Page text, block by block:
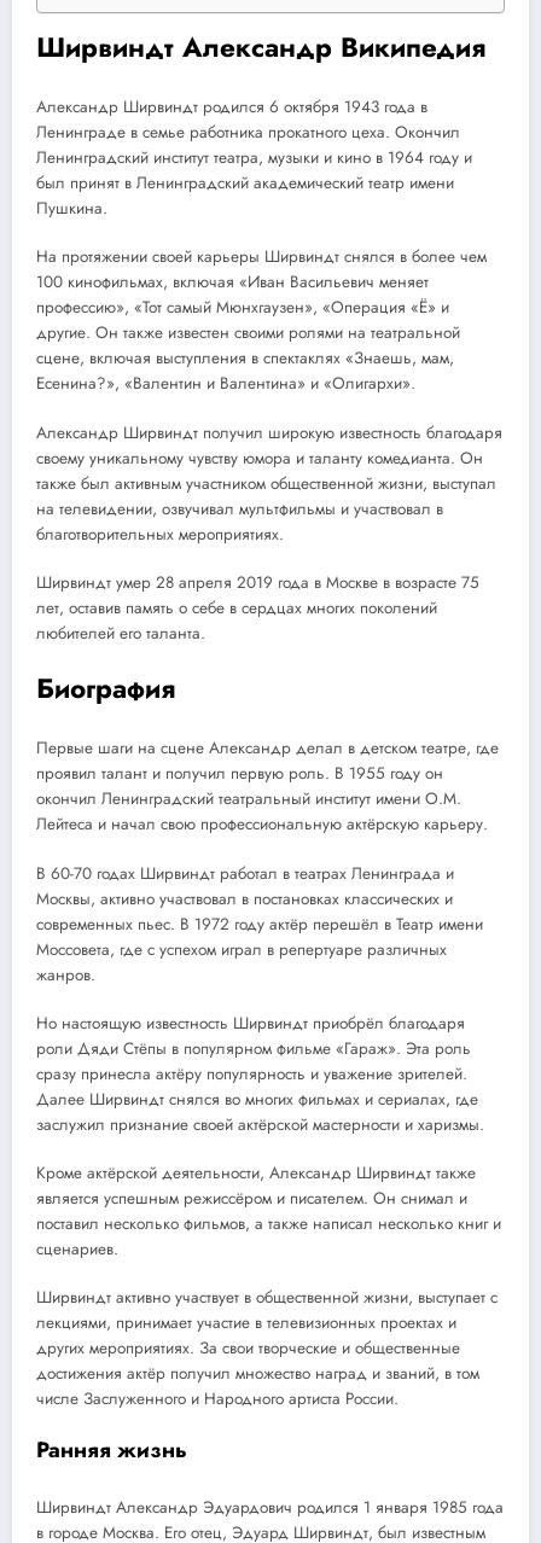
Ширвиндт Александр Википедия
Александр Ширвиндт родился 6 октября 1943 года в
Ленинграде в семье работника прокатного цеха. Окончил
Ленинградский институт театра, музыки и кино в 1964 году и
был принят в Ленинградский академический театр имени
Пушкина.
На протяжении своей карьеры Ширвиндт снялся в более чем
100 кинофильмах, включая «Иван Васильевич меняет
профессию», «Тот самый Мюнхгаузен», «Операция «Ё» и
другие. Он также известен своими ролями на театральной
сцене, включая выступления в спектаклях «Знаешь, мам,
Есенина?», «Валентин и Валентина» и «Олигархи».
Александр Ширвиндт получил широкую известность благодаря
своему уникальному чувству юмора и таланту комедианта. Он
также был активным участником общественной жизни, выступал
на телевидении, озвучивал мультфильмы и участвовал в
благотворительных мероприятиях.
Ширвиндт умер 28 апреля 2019 года в Москве в возрасте 75
лет, оставив память о себе в сердцах многих поколений
любителей его таланта.
Биография
Первые шаги на сцене Александр делал в детском театре, где
проявил талант и получил первую роль. В 1955 году он
окончил Ленинградский театральный институт имени О.М.
Лейтеса и начал свою профессиональную актёрскую карьеру.
В 60-70 годах Ширвиндт работал в театрах Ленинграда и
Москвы, активно участвовал в постановках классических и
современных пьес. В 1972 году актёр перешёл в Театр имени
Моссовета, где с успехом играл в репертуаре различных
жанров.
Но настоящую известность Ширвиндт приобрёл благодаря
роли Дяди Стёпы в популярном фильме «Гараж». Эта роль
сразу принесла актёру популярность и уважение зрителей.
Далее Ширвиндт снялся во многих фильмах и сериалах, где
заслужил признание своей актёрской мастерности и харизмы.
Кроме актёрской деятельности, Александр Ширвиндт также
является успешным режиссёром и писателем. Он снимал и
поставил несколько фильмов, а также написал несколько книг и
сценариев.
Ширвиндт активно участвует в общественной жизни, выступает с
лекциями, принимает участие в телевизионных проектах и
других мероприятиях. За свои творческие и общественные
достижения актёр получил множество наград и званий, в том
числе Заслуженного и Народного артиста России.
Ранняя жизнь
Ширвиндт Александр Эдуардович родился 1 января 1985 года
в городе Москва. Его отец, Эдуард Ширвиндт, был известным